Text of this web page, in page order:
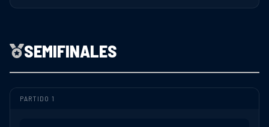
SEMIFINALES
PARTIDO 1